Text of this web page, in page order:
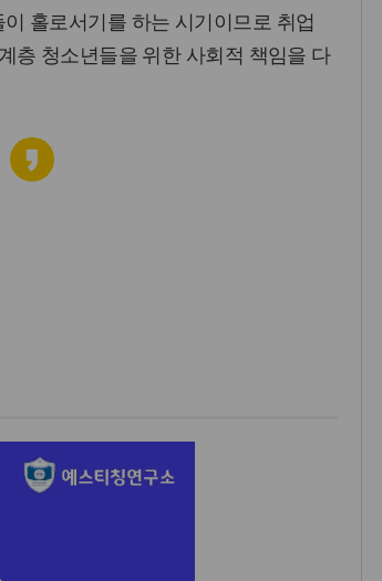
홀로서기를 하는 시기이므로 취업
층 청소년들을 위한 사회적 책임을 다